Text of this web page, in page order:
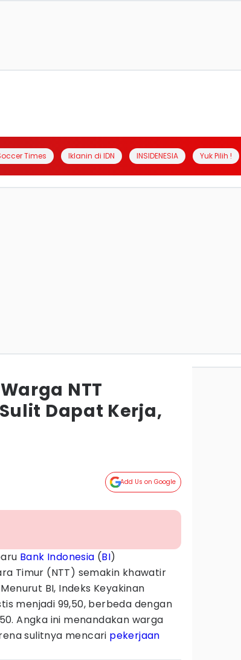
Times Iklanin di IDN INSIDENESIA Yuk Pilih !
NTT
Dapat Kerja,
Add Us on Google
Bank Indonesia (BI)
Timur (NTT) semakin khawatir
BI, Indeks Keyakinan
menjadi 99,50, berbeda dengan
Angka ini menandakan warga
sulitnya mencari pekerjaan